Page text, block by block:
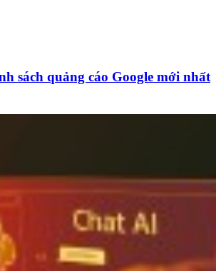
sách quảng cáo Google mới nhất